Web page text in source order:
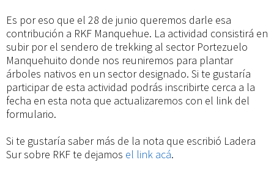
Es por eso que el 28 de junio queremos darle esa
contribución a RKF Manquehue. La actividad consistirá en
subir por el sendero de trekking al sector Portezuelo
Manquehuito donde nos reuniremos para plantar
árboles nativos en un sector designado. Si te gustaría
participar de esta actividad podrás inscribirte cerca a la
fecha en esta nota que actualizaremos con el link del
formulario.
Si te gustaría saber más de la nota que escribió Ladera
Sur sobre RKF te dejamos el link acá.